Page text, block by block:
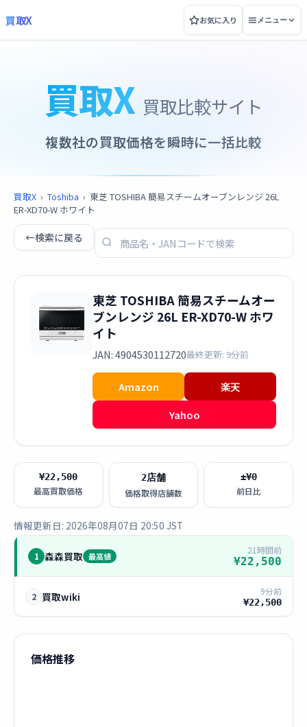
買取X お気に入り メニュー
買取X 買取比較サイト
複数社の買取価格を瞬時に一括比較
買取X › Toshiba › 東芝 TOSHIBA 簡易スチームオーブンレンジ 26L
ER-XD70-W ホワイト
←検索に戻る
東芝 TOSHIBA 簡易スチームオー
ブンレンジ 26L ER-XD70-W ホワ
イト
JAN: 4904530112720最終更新: 9分前
Amazon
楽天
Yahoo
¥22,500
最高買取価格
2店舗
価格取得店舗数
±¥0
前日比
情報更新日: 2026年08月07日 20:50 JST
1 森森買取 最高値
21時間前
¥22,500
2 買取wiki 9分前
¥22,500
価格推移